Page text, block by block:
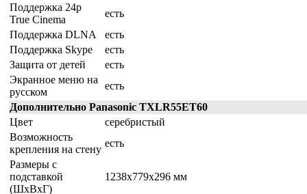
Поддержка 24p
True Cinema
есть
Поддержка DLNA
есть
Поддержка Skype
есть
Защита от детей
есть
Экранное меню на
русском
есть
Дополнительно Panasonic TXLR55ET60
Цвет
серебристый
Возможность
крепления на стену
есть
Размеры с
подставкой
(ШxВxГ)
1238x779x296 мм